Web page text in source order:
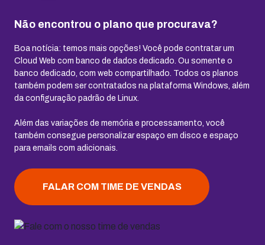
Não encontrou o plano que procurava?
Boa notícia: temos mais opções! Você pode contratar um
Cloud Web com banco de dados dedicado. Ou somente o
banco dedicado, com web compartilhado. Todos os planos
também podem ser contratados na plataforma Windows, além
da configuração padrão de Linux.
Além das variações de memória e processamento, você
também consegue personalizar espaço em disco e espaço
para emails com adicionais.
FALAR COM TIME DE VENDAS